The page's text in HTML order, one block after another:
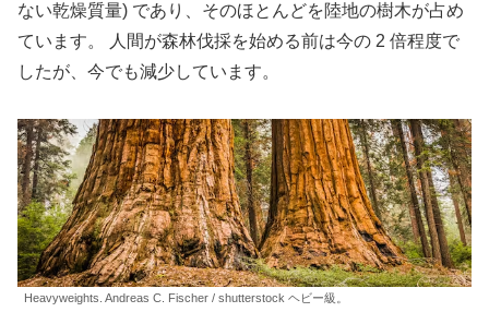
ない乾燥質量) であり、そのほとんどを陸地の樹木が占め
ています。 人間が森林伐採を始める前は今の 2 倍程度で
したが、今でも減少しています。
Heavyweights. Andreas C. Fischer / shutterstock ヘビー級。